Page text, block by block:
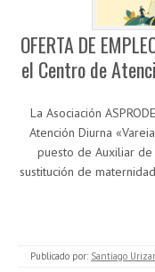
OFERTA DE
el Centro de
La Asociación
Atención Diurna
puesto de Auxiliar
sustitución de
Publicado por: Santiago